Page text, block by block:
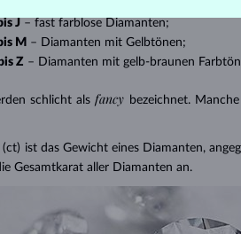
J – fast farblose Diamanten;
M – Diamanten mit Gelbtönen;
Z – Diamanten mit gelb-braunen
schlicht als fancy bezeichnet.
(ct) ist das Gewicht eines Diamanten,
Gesamtkarat aller Diamanten an.